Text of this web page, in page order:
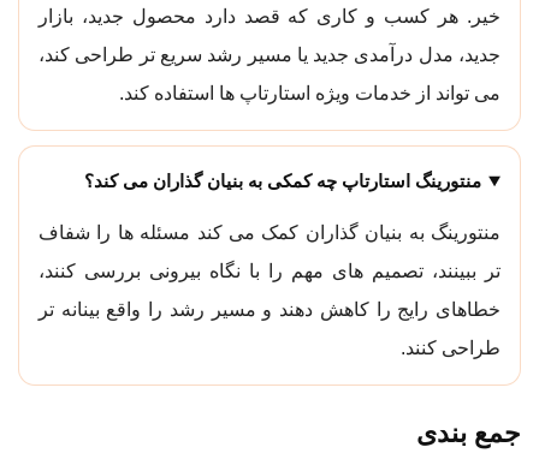
خیر. هر کسب و کاری که قصد دارد محصول جدید، بازار
جدید، مدل درآمدی جدید یا مسیر رشد سریع تر طراحی کند،
می تواند از خدمات ویژه استارتاپ ها استفاده کند.
منتورینگ استارتاپ چه کمکی به بنیان گذاران می کند؟
منتورینگ به بنیان گذاران کمک می کند مسئله ها را شفاف
تر ببینند، تصمیم های مهم را با نگاه بیرونی بررسی کنند،
خطاهای رایج را کاهش دهند و مسیر رشد را واقع بینانه تر
طراحی کنند.
جمع بندی